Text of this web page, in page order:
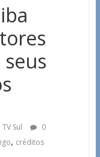
Sul
0
, créditos